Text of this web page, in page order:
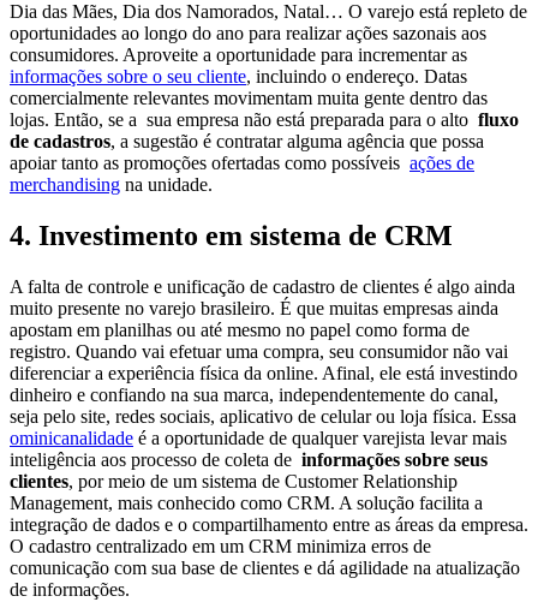
Dia das Mães, Dia dos Namorados, Natal… O varejo está repleto de
oportunidades ao longo do ano para realizar ações sazonais aos
consumidores. Aproveite a oportunidade para incrementar as
informações sobre o seu cliente, incluindo o endereço. Datas
comercialmente relevantes movimentam muita gente dentro das
lojas. Então, se a sua empresa não está preparada para o alto fluxo
de cadastros, a sugestão é contratar alguma agência que possa
apoiar tanto as promoções ofertadas como possíveis ações de
merchandising na unidade.
4. Investimento em sistema de CRM
A falta de controle e unificação de cadastro de clientes é algo ainda
muito presente no varejo brasileiro. É que muitas empresas ainda
apostam em planilhas ou até mesmo no papel como forma de
registro. Quando vai efetuar uma compra, seu consumidor não vai
diferenciar a experiência física da online. Afinal, ele está investindo
dinheiro e confiando na sua marca, independentemente do canal,
seja pelo site, redes sociais, aplicativo de celular ou loja física. Essa
ominicanalidade é a oportunidade de qualquer varejista levar mais
inteligência aos processo de coleta de informações sobre seus
clientes, por meio de um sistema de Customer Relationship
Management, mais conhecido como CRM. A solução facilita a
integração de dados e o compartilhamento entre as áreas da empresa.
O cadastro centralizado em um CRM minimiza erros de
comunicação com sua base de clientes e dá agilidade na atualização
de informações.